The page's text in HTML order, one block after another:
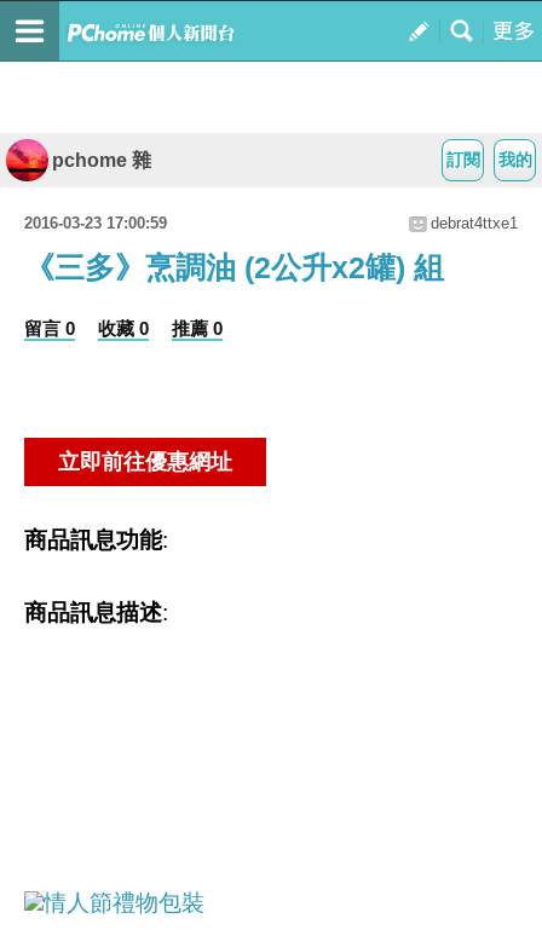
我的
訂閱
pchome 雜
2016-03-23 17:00:59 debrat4ttxe1
《三多》烹調油 (2公升x2罐) 組
留言 0 收藏 0 推薦 0
商品訊息功能:
商品訊息描述:
情人節禮物包裝